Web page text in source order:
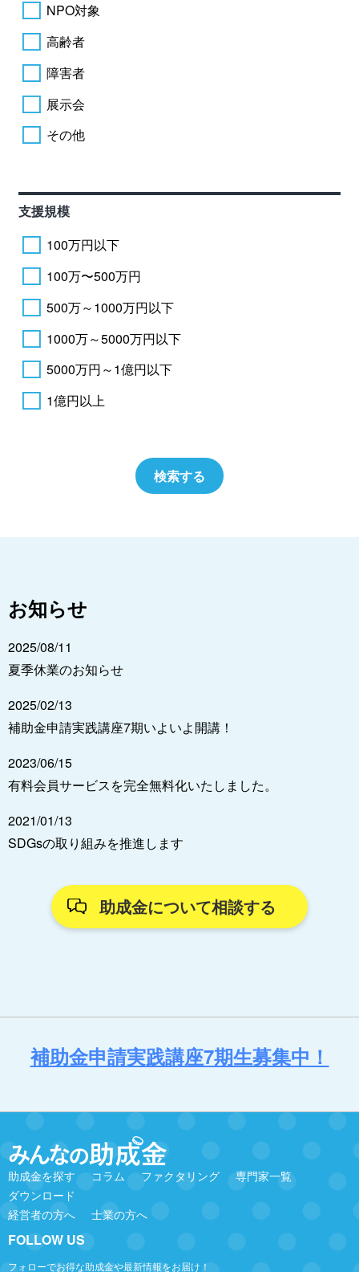
NPO対象
高齢者
障害者
展示会
その他
支援規模
100万円以下
100万〜500万円
500万～1000万円以下
1000万～5000万円以下
5000万円～1億円以下
1億円以上
お知らせ
2025/08/11
夏季休業のお知らせ
2025/02/13
補助金申請実践講座7期いよいよ開講！
2023/06/15
有料会員サービスを完全無料化いたしました。
2021/01/13
SDGsの取り組みを推進します
助成金について相談する
補助金申請実践講座7期生募集中！
助成金を探す コラム ファクタリング
専門家一覧
ダウンロード
経営者の方へ
士業の方へ
FOLLOW US
フォローでお得な助成金や最新情報をお届け！